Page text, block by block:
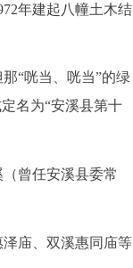
年建起八幢土木结
“咣当、咣当”的绿
名为“安溪县第十
曾任安溪县委常
庙、双溪惠同庙等